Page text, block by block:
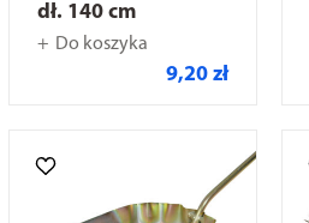
dł. 140 cm
Do koszyka
9,20 zł